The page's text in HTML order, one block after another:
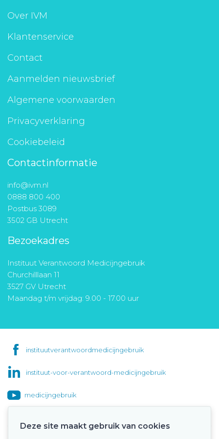
Aanmelden nieuwsbrief
Toegang leeromgeving
Over IVM
Klantenservice
Contact
Aanmelden nieuwsbrief
Algemene voorwaarden
Privacyverklaring
Cookiebeleid
Contactinformatie
info@ivm.nl
0888 800 400
Postbus 3089
3502 GB Utrecht
Bezoekadres
Instituut Verantwoord Medicijngebruik
Churchilllaan 11
3527 GV Utrecht
Maandag t/m vrijdag: 9.00 - 17.00 uur
instituutverantwoordmedicijngebruik
instituut-voor-verantwoord-medicijngebruik
medicijngebruik
Deze site maakt gebruik van cookies